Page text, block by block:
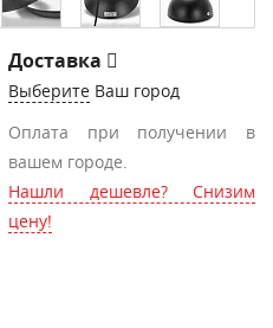
Доставка
Выберите Ваш город
Оплата при получении в
вашем городе.
Нашли дешевле? Снизим
цену!